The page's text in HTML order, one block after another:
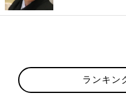
に「3
BLマンガ家が婚活
ると、人生こうなる！～底
ランキン